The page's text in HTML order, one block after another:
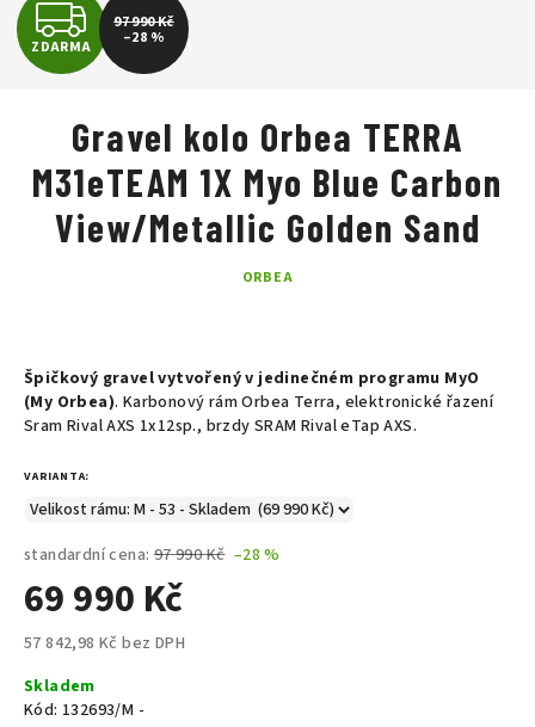
Špičkový gravel vytvořený v jedinečném programu MyO
(My Orbea). Karbonový rám Orbea Terra, elektronické řazení
Sram Rival AXS 1x12sp., brzdy SRAM Rival eTap AXS.
VARIANTA:
standardní cena: 97 990 Kč –28 %
69 990 Kč
57 842,98 Kč bez DPH
cena:
Skladem
Kód: 132693/M -
Gravel kolo Orbea TERRA
M31eTEAM 1X Myo Blue Carbon
View/Metallic Golden Sand
ORBEA
Z
D
A
R
M
ZDARMA
97 990 Kč
–28 %